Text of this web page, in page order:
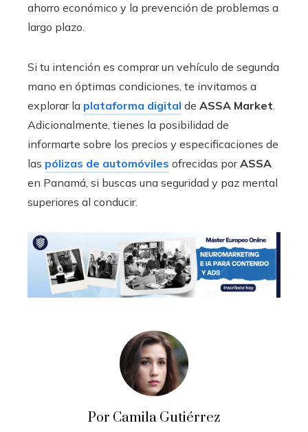
ahorro económico y la prevención de problemas a
largo plazo.
Si tu intención es comprar un vehículo de segunda
mano en óptimas condiciones, te invitamos a
explorar la plataforma digital de ASSA Market.
Adicionalmente, tienes la posibilidad de
informarte sobre los precios y especificaciones de
las pólizas de automóviles ofrecidas porASSA
en Panamá, si buscas una seguridad y paz mental
superiores al conducir.
Por Camila Gutiérrez